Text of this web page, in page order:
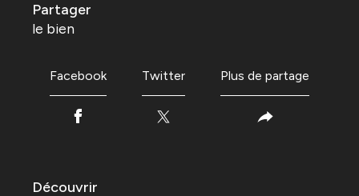
partager
le bien
Facebook Twitter Plus de partage
découvrir